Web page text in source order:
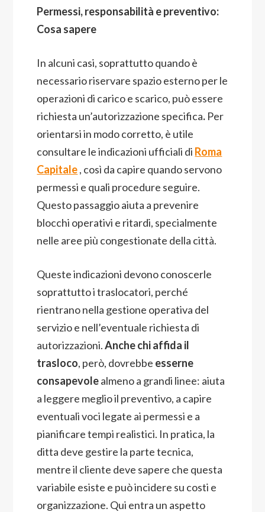
Permessi, responsabilità e preventivo:
Cosa sapere
In alcuni casi, soprattutto quando è
necessario riservare spazio esterno per le
operazioni di carico e scarico, può essere
richiesta un’autorizzazione specifica. Per
orientarsi in modo corretto, è utile
consultare le indicazioni ufficiali di Roma
Capitale, così da capire quando servono
permessi e quali procedure seguire.
Questo passaggio aiuta a prevenire
blocchi operativi e ritardi, specialmente
nelle aree più congestionate della città.
Queste indicazioni devono conoscerle
soprattutto i traslocatori, perché
rientrano nella gestione operativa del
servizio e nell’eventuale richiesta di
autorizzazioni.Anche chi affida il
trasloco, però, dovrebbe esserne
consapevolealmeno a grandi linee: aiuta
a leggere meglio il preventivo, a capire
eventuali voci legate ai permessi e a
pianificare tempi realistici. In pratica, la
ditta deve gestire la parte tecnica,
mentre il cliente deve sapere che questa
variabile esiste e può incidere su costi e
organizzazione. Qui entra un aspetto